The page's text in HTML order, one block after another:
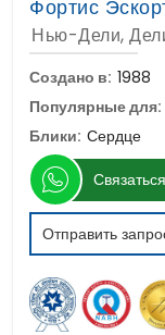
Фортис
Нью-Дели,
Создано в: 1988
Популярные для:
Блики: Сердце
Отправить